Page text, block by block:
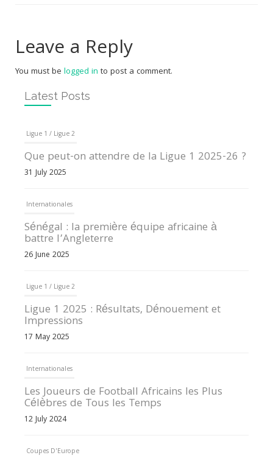
Leave a Reply
You must be logged in to post a comment.
Latest Posts
Ligue 1 / Ligue 2
Que peut-on attendre de la Ligue 1 2025-26 ?
31 July 2025
Internationales
Sénégal : la première équipe africaine à
battre l’Angleterre
26 June 2025
Ligue 1 / Ligue 2
Ligue 1 2025 : Résultats, Dénouement et
Impressions
17 May 2025
Internationales
Les Joueurs de Football Africains les Plus
Célèbres de Tous les Temps
12 July 2024
Coupes D'Europe